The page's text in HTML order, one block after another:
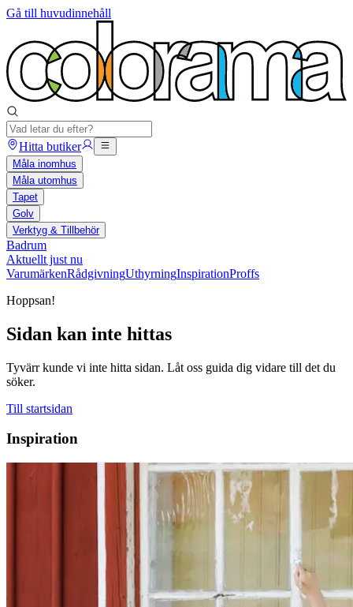
Gå till huvudinnehåll
Hitta butiker
Måla inomhus
Måla utomhus
Tapet
Golv
Verktyg & Tillbehör
Badrum
Aktuellt just nu
VarumärkenRådgivningUthyrningInspirationProffs
Hoppsan!
Sidan kan inte hittas
Tyvärr kunde vi inte hitta sidan. Låt oss guida dig vidare till det du
söker.
Till startsidan
Inspiration